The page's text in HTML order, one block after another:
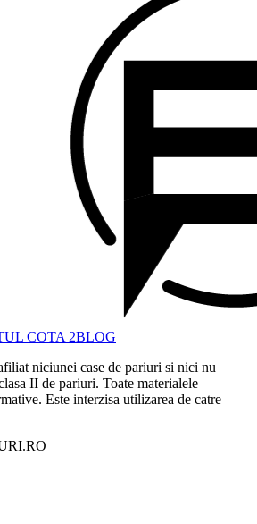
COTA 2BLOG
niciunei case de pariuri si nici nu
II de pariuri. Toate materialele
Este interzisa utilizarea de catre